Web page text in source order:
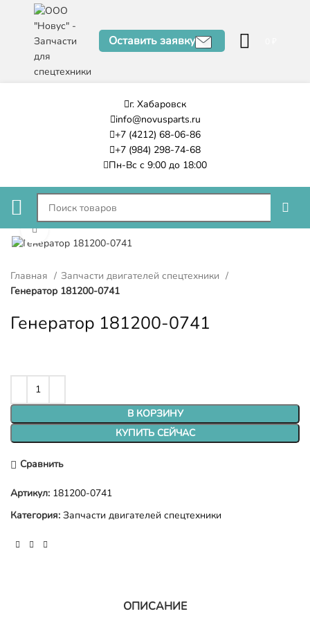
Оставить заявку
г. Хабаровск
info@novusparts.ru
+7 (4212) 68-06-86
+7 (984) 298-74-68
Пн-Вс с 9:00 до 18:00
Нажмите, чтобы увеличить
Главная
Запчасти двигателей спецтехники
Генератор 181200-0741
Генератор 181200-0741
В КОРЗИНУ
КУПИТЬ СЕЙЧАС
Сравнить
Артикул: 181200-0741
Категория: Запчасти двигателей спецтехники
ОПИСАНИЕ